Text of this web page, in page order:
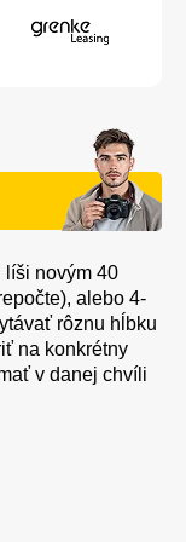
líši novým 40
alebo 4-
rôznu hĺbku
na konkrétny
v danej chvíli